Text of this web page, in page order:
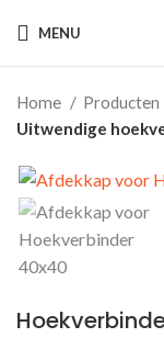
MENU
Home Producten
Uitwendige